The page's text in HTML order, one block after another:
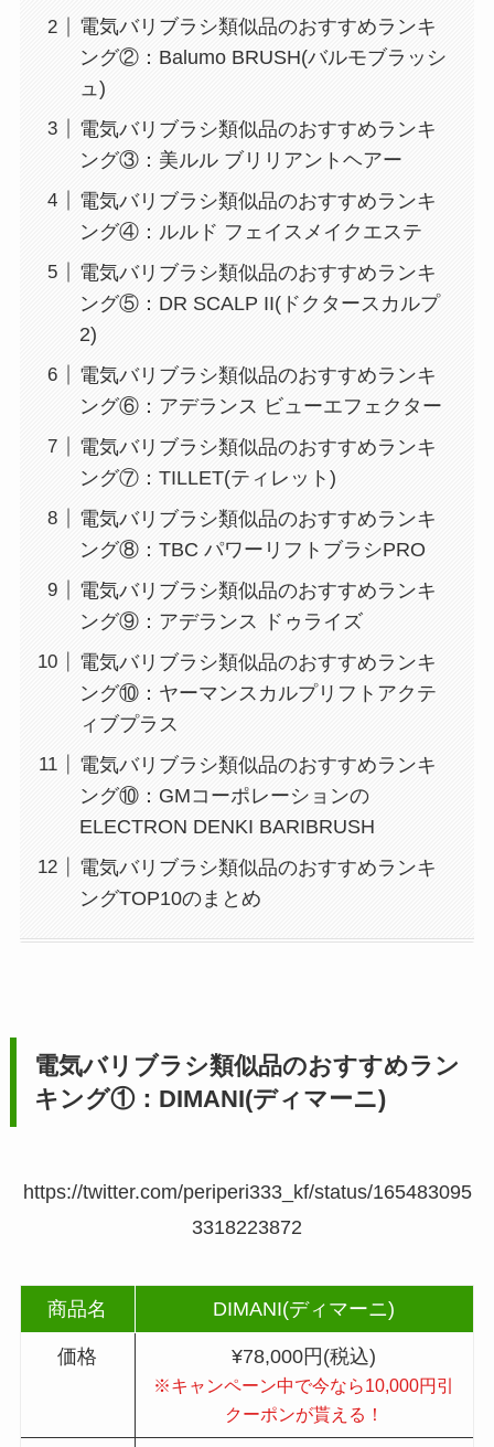
電気バリブラシ類似品のおすすめランキ
ング②：Balumo BRUSH(バルモブラッシ
ュ)
電気バリブラシ類似品のおすすめランキ
ング③：美ルル ブリリアントヘアー
電気バリブラシ類似品のおすすめランキ
ング④：ルルド フェイスメイクエステ
電気バリブラシ類似品のおすすめランキ
ング⑤：DR SCALP II(ドクタースカルプ
2)
電気バリブラシ類似品のおすすめランキ
ング⑥：アデランス ビューエフェクター
電気バリブラシ類似品のおすすめランキ
ング⑦：TILLET(ティレット)
電気バリブラシ類似品のおすすめランキ
ング⑧：TBC パワーリフトブラシPRO
電気バリブラシ類似品のおすすめランキ
ング⑨：アデランス ドゥライズ
電気バリブラシ類似品のおすすめランキ
ング⑩：ヤーマンスカルプリフトアクテ
ィブプラス
電気バリブラシ類似品のおすすめランキ
ング⑩：GMコーポレーションの
ELECTRON DENKI BARIBRUSH
電気バリブラシ類似品のおすすめランキ
ングTOP10のまとめ
電気バリブラシ類似品のおすすめラン
キング①：DIMANI(ディマーニ)
https://twitter.com/periperi333_kf/status/165483095
3318223872
商品名 DIMANI(ディマーニ)
価格 ¥78,000円(税込)
※キャンペーン中で今なら10,000円引
クーポンが貰える！